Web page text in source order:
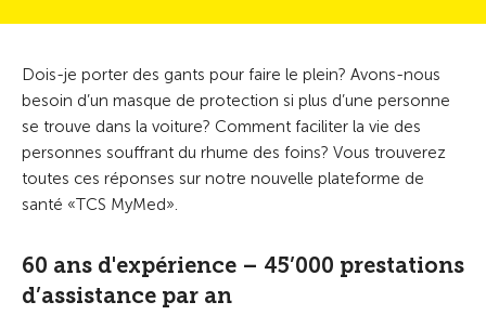
Dois-je porter des gants pour faire le plein? Avons-nous
besoin d’un masque de protection si plus d’une personne
se trouve dans la voiture? Comment faciliter la vie des
personnes souffrant du rhume des foins? Vous trouverez
toutes ces réponses sur notre nouvelle plateforme de
santé «TCS MyMed».
60 ans d'expérience – 45’000 prestations
d’assistance par an